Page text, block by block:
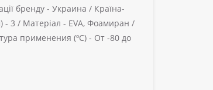
бренду - Украина / Країна-
- 3 / Матеріал - EVA, Фоамиран /
применения (ºС) - От -80 до